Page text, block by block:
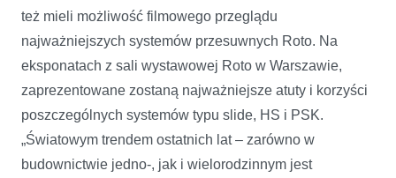
też mieli możliwość filmowego przeglądu
najważniejszych systemów przesuwnych Roto. Na
eksponatach z sali wystawowej Roto w Warszawie,
zaprezentowane zostaną najważniejsze atuty i korzyści
poszczególnych systemów typu slide, HS i PSK.
„Światowym trendem ostatnich lat – zarówno w
budownictwie jedno-, jak i wielorodzinnym jest